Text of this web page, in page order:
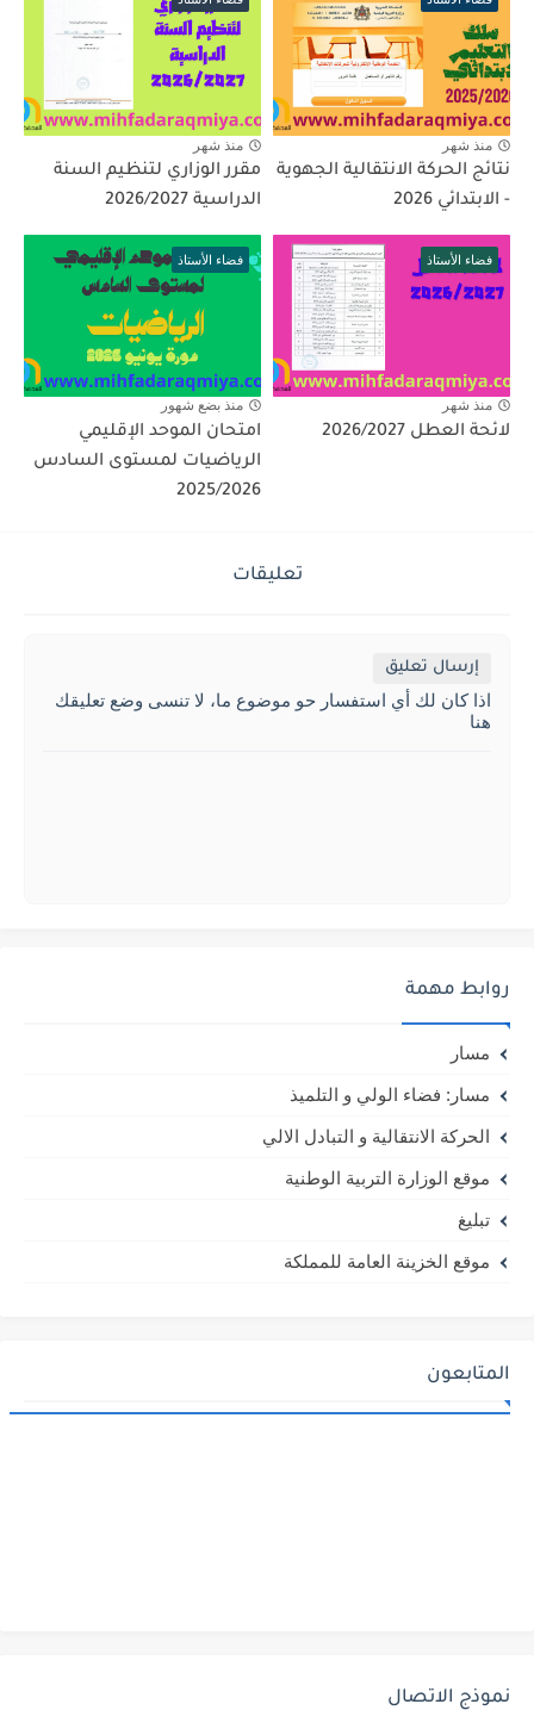
منذ شهر
نتائج الحركة الانتقالية الجهوية
- الابتدائي 2026
منذ شهر
مقرر الوزاري لتنظيم السنة
الدراسية 2026/2027
فضاء الأستاذ
منذ شهر
لائحة العطل 2026/2027
فضاء الأستاذ
منذ بضع شهور
امتحان الموحد الإقليمي
الرياضيات لمستوى السادس
2025/2026
تعليقات
إرسال تعليق
اذا كان لك أي استفسار حو موضوع ما، لا تنسى وضع تعليقك
هنا
روابط مهمة
مسار
مسار: فضاء الولي و التلميذ
الحركة الانتقالية و التبادل الالي
موقع الوزارة التربية الوطنية
تبليغ
موقع الخزينة العامة للمملكة
المتابعون
نموذج الاتصال